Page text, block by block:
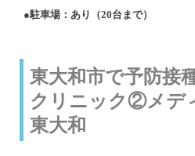
●駐車場：あり（20台まで）
東大和市で予防接
クリニック②メデ
東大和